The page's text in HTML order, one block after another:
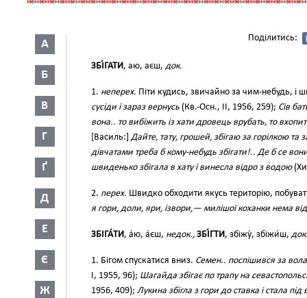
А
Б
В
Г
Ґ
Д
Е
Є
Ж
Поділитись:
ЗБІ́ГАТИ, аю, аєш, док.
1. неперех. Піти кудись, звичайно за чим-небудь,
сусіди і зараз вернусь (Кв.-Осн., II, 1956, 259); Сів
вона.. то вибіжить із хати дровець врубать, то
[Василь:]Дайте, тату, грошей, збігаю за горілкою та
дівчатами треба б кому-небудь збігати!.. Де б се
швиденько збігала в хату і винесла відро з водою
2. перех. Швидко обходити якусь територію,
я гори, доли, яри, ізвори,— милішої коханки нема
ЗБІГА́ТИ, а́ю, а́єш, недок., ЗБІ́ГТИ, збіжу́, збіжи́ш,
1. Бігом спускатися вниз. Семен.. поспішився за
I, 1955, 96); Шагайда збігає по трапу на
1956, 409); Лукина збігла з гори до ставка і стала